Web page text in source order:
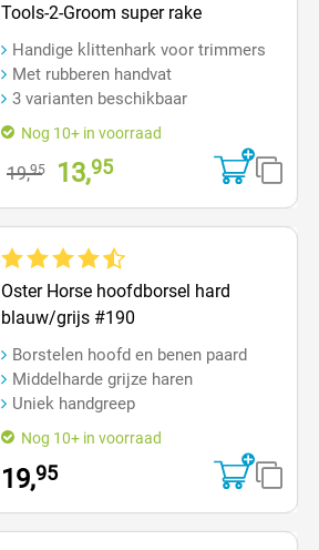
Tools-2-Groom super rake
Handige klittenhark voor trimmers
Met rubberen handvat
3 varianten beschikbaar
Nog 10+ in voorraad
19,95 13,95
Oster Horse hoofdborsel hard
blauw/grijs #190
Borstelen hoofd en benen paard
Middelharde grijze haren
Uniek handgreep
Nog 10+ in voorraad
19,95